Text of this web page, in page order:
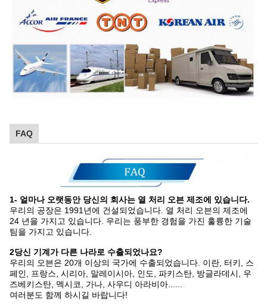
FAQ
1- 얼마나 오랫동안 당신의 회사는 열 처리 오븐 제조에 있습니다.
우리의 공장은 1991년에 건설되었습니다. 열 처리 오븐의 제조에
24 년을 가지고 있습니다. 우리는 풍부한 경험을 가진 훌륭한 기술
팀을 가지고 있습니다.
2당신 기계가 다른 나라로 수출되었나요?
우리의 오븐은 20개 이상의 국가에 수출되었습니다. 이란, 터키, 스
페인, 프랑스, 시리아, 말레이시아, 인도, 파키스탄, 방글라데시, 우
즈베키스탄, 멕시코, 가나, 사우디 아라비아......
여러분도 함께 하시길 바랍니다!